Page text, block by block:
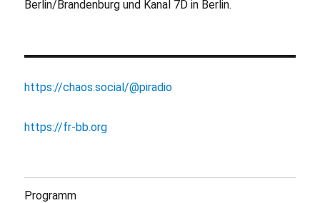
Berlin/Brandenburg und Kanal 7D in Berlin.
https://chaos.social/@piradio
https://fr-bb.org
Programm